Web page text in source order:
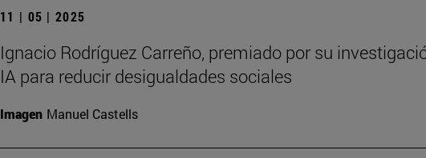
11 | 05 | 2025
Ignacio Rodríguez Carreño, premiado por su
IA para reducir desigualdades sociales
Imagen Manuel Castells